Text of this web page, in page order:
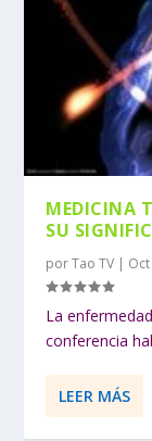
MEDICINA
SU
porTao TV | Oct
La
conferencia
LEER MÁS